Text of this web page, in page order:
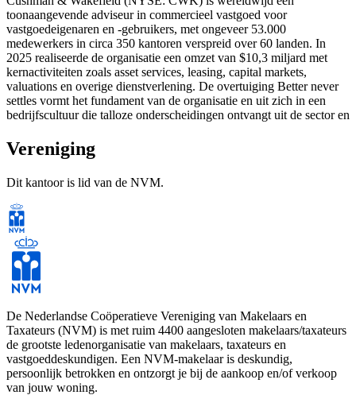
toonaangevende adviseur in commercieel vastgoed voor
vastgoedeigenaren en -gebruikers, met ongeveer 53.000
medewerkers in circa 350 kantoren verspreid over 60 landen. In
2025 realiseerde de organisatie een omzet van $10,3 miljard met
kernactiviteiten zoals asset services, leasing, capital markets,
valuations en overige dienstverlening. De overtuiging Better never
settles vormt het fundament van de organisatie en uit zich in een
bedrijfscultuur die talloze onderscheidingen ontvangt uit de sector en
www.cushmanwakefield.nl en via LinkedIn.
Cushman & Wakefield (NYSE: CWK) is a leading global
commercial real estate services firm for occupiers and investors with
approximately 53,000 employees in over 350 offices and nearly 60
countries. In 2025, the firm reported revenue of $10.3 billion across
its core service lines of Services, Leasing, Capital markets, and
Valuation and other. Built around the belief that Better never settles,
the firm receives numerous industry and business accolades for its
award-winning culture. For additional information, visit
www.cushmanwakefield.nl or LinkedIn.
Vereniging
Dit kantoor is lid van de NVM.
De Nederlandse Coöperatieve Vereniging van Makelaars en
Taxateurs (NVM) is met ruim 4400 aangesloten makelaars/taxateurs
de grootste ledenorganisatie van makelaars, taxateurs en
vastgoeddeskundigen. Een NVM-makelaar is deskundig,
persoonlijk betrokken en ontzorgt je bij de aankoop en/of verkoop
van jouw woning.